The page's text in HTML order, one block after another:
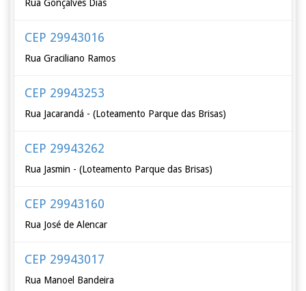
Rua Gonçalves Dias
CEP 29943016
Rua Graciliano Ramos
CEP 29943253
Rua Jacarandá - (Loteamento Parque das Brisas)
CEP 29943262
Rua Jasmin - (Loteamento Parque das Brisas)
CEP 29943160
Rua José de Alencar
CEP 29943017
Rua Manoel Bandeira